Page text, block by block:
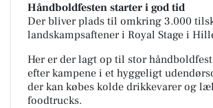
Håndboldfesten starter i god tid
Der bliver plads til omkring 3.000
landskampsaftener i Royal Stage i
Her er der lagt op til stor
efter kampene i et hyggeligt
der kan købes kolde drikkevarer og
foodtrucks.